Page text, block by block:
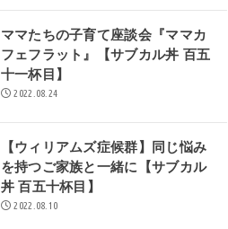
ママたちの子育て座談会『ママカ
フェフラット』【サブカル丼 百五
十一杯目】
2022.08.24
【ウィリアムズ症候群】同じ悩み
を持つご家族と一緒に【サブカル
丼 百五十杯目】
2022.08.10